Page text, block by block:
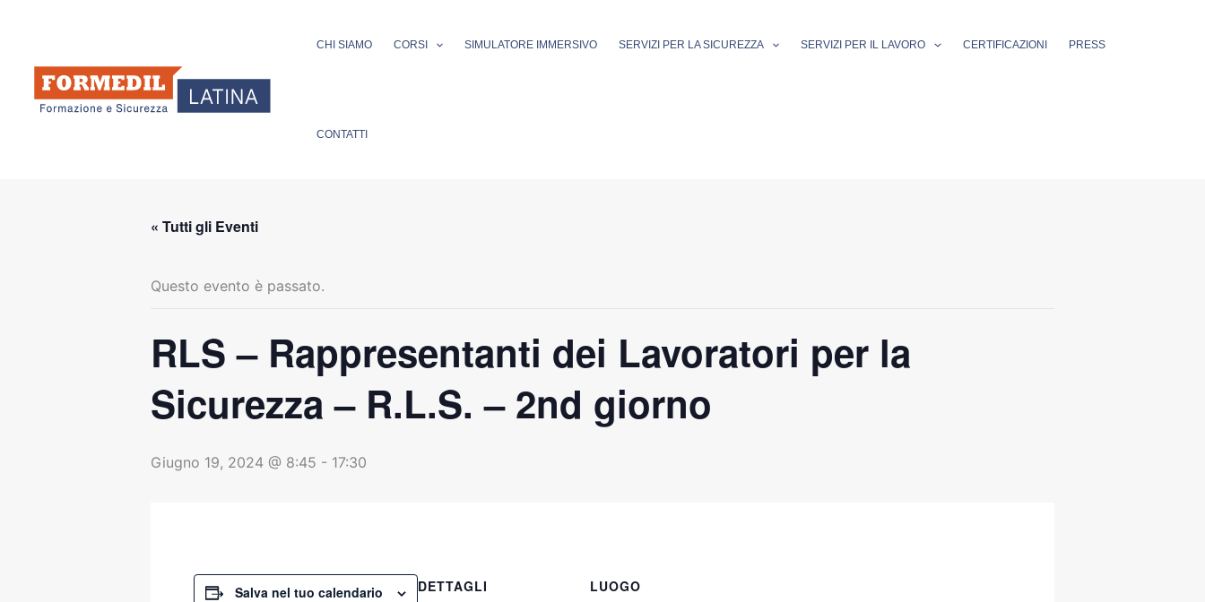
CHI SIAMO CORSI SIMULATORE IMMERSIVO SERVIZI PER LA SICUREZZA SERVIZI PER IL LAVORO CERTIFICAZIONI PRESS
CONTATTI
« Tutti gli Eventi
Questo evento è passato.
RLS – Rappresentanti dei Lavoratori per la
Sicurezza – R.L.S. – 2nd giorno
Giugno 19, 2024 @ 8:45 - 17:30
Salva nel tuo calendario
DETTAGLI
LUOGO